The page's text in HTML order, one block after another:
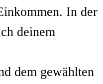
In der
deinem
dem gewählten